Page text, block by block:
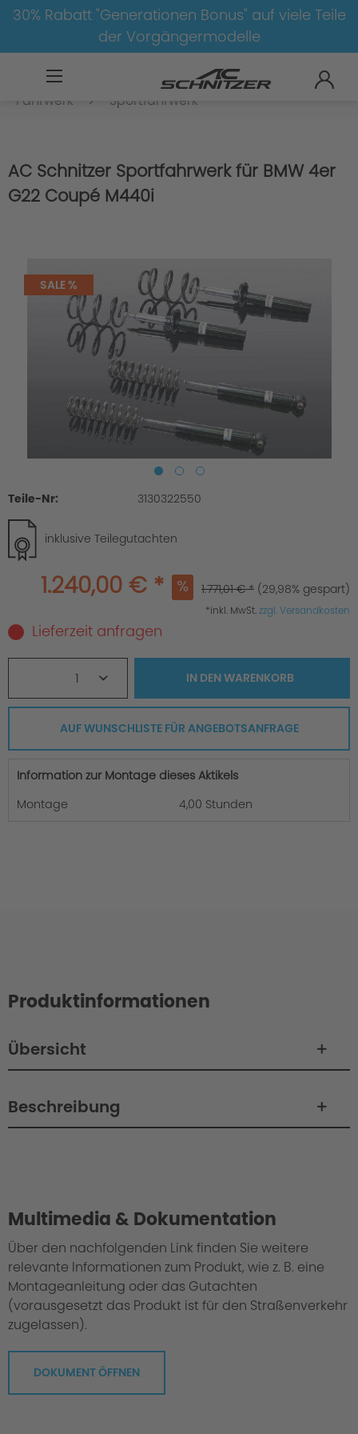
30% Rabatt "Generationen Bonus" auf viele Teile
der Vorgängermodelle
4er-G22/G23
Fahrwerk
Sportfahrwerk
AC Schnitzer Sportfahrwerk für BMW 4er
G22 Coupé M440i
SALE %
Teile-Nr: 3130322550
inklusive Teilegutachten
1.240,00 € * 1.771,01 € * (29,98% gespart)
*inkl. MwSt.zzgl. Versandkosten
Lieferzeit anfragen
1 IN DENWARENKORB
AUF WUNSCHLISTE FÜR ANGEBOTSANFRAGE
Information zur Montage dieses Aktikels
Montage
4,00 Stunden
Produktinformationen
Übersicht
Beschreibung
Multimedia & Dokumentation
Über den nachfolgenden Link finden Sie weitere
relevante Informationen zum Produkt, wie z. B. eine
Montageanleitung oder das Gutachten
(vorausgesetzt das Produkt ist für den Straßenverkehr
zugelassen).
DOKUMENT ÖFFNEN